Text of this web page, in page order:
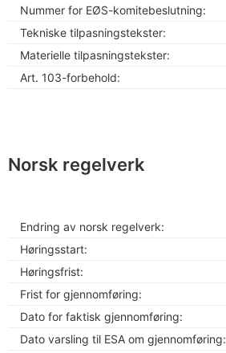
Nummer for EØS-komitebeslutning:
Tekniske tilpasningstekster:
Materielle tilpasningstekster:
Art. 103-forbehold:
Norsk regelverk
Endring av norsk regelverk:
Høringsstart:
Høringsfrist:
Frist for gjennomføring:
Dato for faktisk gjennomføring:
Dato varsling til ESA om gjennomføring: